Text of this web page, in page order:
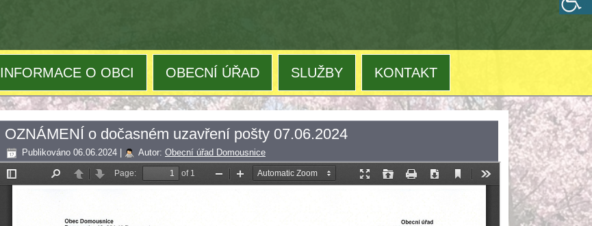
INFORMACE O OBCI OBECNÍ ÚŘAD SLUŽBY KONTAKT
OZNÁMENÍ o dočasném uzavření pošty 07.06.2024
Publikováno 06.06.2024 Autor: Obecní úřad Domousnice